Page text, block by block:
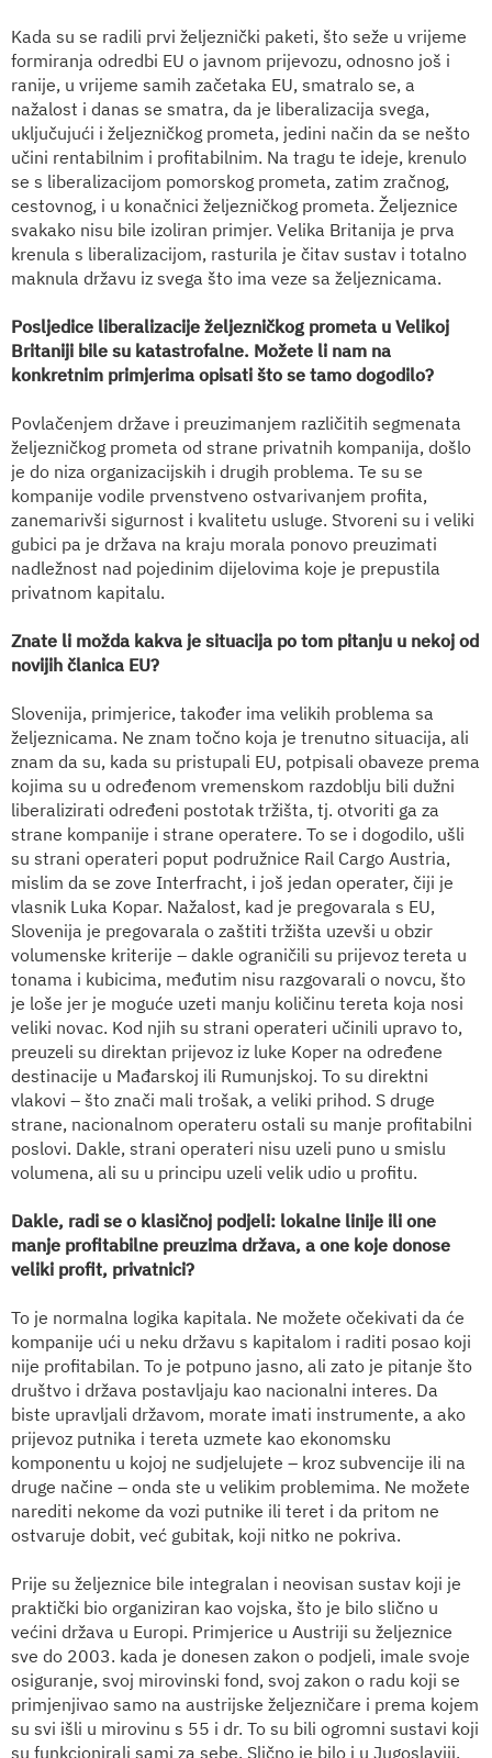
Kada su se radili prvi željeznički paketi, što seže u vrijeme
formiranja odredbi EU o javnom prijevozu, odnosno još i
ranije, u vrijeme samih začetaka EU, smatralo se, a
nažalost i danas se smatra, da je liberalizacija svega,
uključujući i željezničkog prometa, jedini način da se nešto
učini rentabilnim i profitabilnim. Na tragu te ideje, krenulo
se s liberalizacijom pomorskog prometa, zatim zračnog,
cestovnog, i u konačnici željezničkog prometa. Željeznice
svakako nisu bile izoliran primjer. Velika Britanija je prva
krenula s liberalizacijom, rasturila je čitav sustav i totalno
maknula državu iz svega što ima veze sa željeznicama.
Posljedice liberalizacije željezničkog prometa u Velikoj
Britaniji bile su katastrofalne. Možete li nam na
konkretnim primjerima opisati što se tamo dogodilo?
Povlačenjem države i preuzimanjem različitih segmenata
željezničkog prometa od strane privatnih kompanija, došlo
je do niza organizacijskih i drugih problema. Te su se
kompanije vodile prvenstveno ostvarivanjem profita,
zanemarivši sigurnost i kvalitetu usluge. Stvoreni su i veliki
gubici pa je država na kraju morala ponovo preuzimati
nadležnost nad pojedinim dijelovima koje je prepustila
privatnom kapitalu.
Znate li možda kakva je situacija po tom pitanju u nekoj od
novijih članica EU?
Slovenija, primjerice, također ima velikih problema sa
željeznicama. Ne znam točno koja je trenutno situacija, ali
znam da su, kada su pristupali EU, potpisali obaveze prema
kojima su u određenom vremenskom razdoblju bili dužni
liberalizirati određeni postotak tržišta, tj. otvoriti ga za
strane kompanije i strane operatere. To se i dogodilo, ušli
su strani operateri poput podružnice Rail Cargo Austria,
mislim da se zove Interfracht, i još jedan operater, čiji je
vlasnik Luka Kopar. Nažalost, kad je pregovarala s EU,
Slovenija je pregovarala o zaštiti tržišta uzevši u obzir
volumenske kriterije – dakle ograničili su prijevoz tereta u
tonama i kubicima, međutim nisu razgovarali o novcu, što
je loše jer je moguće uzeti manju količinu tereta koja nosi
veliki novac. Kod njih su strani operateri učinili upravo to,
preuzeli su direktan prijevoz iz luke Koper na određene
destinacije u Mađarskoj ili Rumunjskoj. To su direktni
vlakovi – što znači mali trošak, a veliki prihod. S druge
strane, nacionalnom operateru ostali su manje profitabilni
poslovi. Dakle, strani operateri nisu uzeli puno u smislu
volumena, ali su u principu uzeli velik udio u profitu.
Dakle, radi se o klasičnoj podjeli: lokalne linije ili one
manje profitabilne preuzima država, a one koje donose
veliki profit, privatnici?
To je normalna logika kapitala. Ne možete očekivati da će
kompanije ući u neku državu s kapitalom i raditi posao koji
nije profitabilan. To je potpuno jasno, ali zato je pitanje što
društvo i država postavljaju kao nacionalni interes. Da
biste upravljali državom, morate imati instrumente, a ako
prijevoz putnika i tereta uzmete kao ekonomsku
komponentu u kojoj ne sudjelujete – kroz subvencije ili na
druge načine – onda ste u velikim problemima. Ne možete
narediti nekome da vozi putnike ili teret i da pritom ne
ostvaruje dobit, već gubitak, koji nitko ne pokriva.
Prije su željeznice bile integralan i neovisan sustav koji je
praktički bio organiziran kao vojska, što je bilo slično u
većini država u Europi. Primjerice u Austriji su željeznice
sve do 2003. kada je donesen zakon o podjeli, imale svoje
osiguranje, svoj mirovinski fond, svoj zakon o radu koji se
primjenjivao samo na austrijske željezničare i prema kojem
su svi išli u mirovinu s 55 i dr. To su bili ogromni sustavi koji
su funkcionirali sami za sebe. Slično je bilo i u Jugoslaviji.